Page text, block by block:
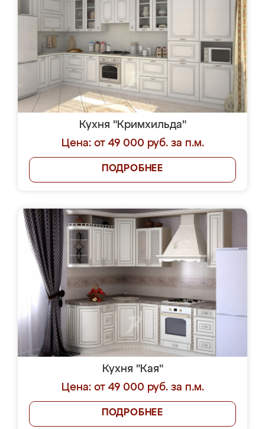
Кухня "Кримхильда"
Цена: от 49 000 руб. за п.м.
ПОДРОБНЕЕ
Кухня "Кая"
Цена: от 49 000 руб. за п.м.
ПОДРОБНЕЕ